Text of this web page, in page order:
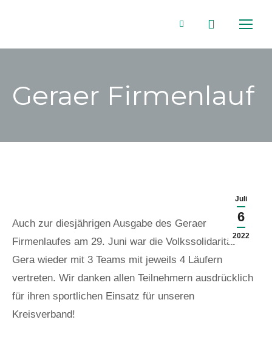
Search:
opens
Geraer Firmenlauf
Juli
6
2022
Auch zur diesjährigen Ausgabe des Geraer
Firmenlaufes am 29. Juni war die Volkssolidarität
Gera wieder mit 3 Teams mit jeweils 4 Läufern
vertreten. Wir danken allen Teilnehmern ausdrücklich
für ihren sportlichen Einsatz für unseren
Kreisverband!